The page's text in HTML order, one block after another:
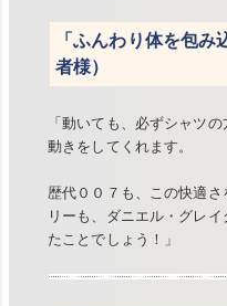
「ふんわり体を包
者様）
「動いても、必ずシャツ
動きをしてくれます。
歴代００７も、この快適
リーも、ダニエル・グレ
たことでしょう！」